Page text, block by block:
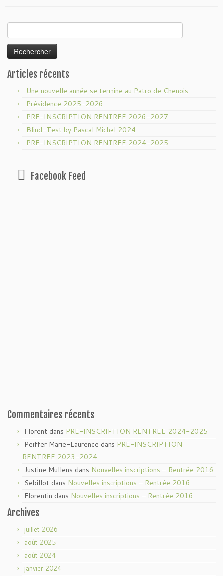
Articles récents
Une nouvelle année se termine au Patro de Chenois…
Présidence 2025-2026
PRE-INSCRIPTION RENTREE 2026-2027
Blind-Test by Pascal Michel 2024
PRE-INSCRIPTION RENTREE 2024-2025
Facebook Feed
Commentaires récents
Florent dans PRE-INSCRIPTION RENTREE 2024-2025
Peiffer Marie-Laurence dans PRE-INSCRIPTION
RENTREE 2023-2024
Justine Mullens dans Nouvelles inscriptions – Rentrée 2016
Sebillot dans Nouvelles inscriptions – Rentrée 2016
Florentin dans Nouvelles inscriptions – Rentrée 2016
Archives
juillet 2026
août 2025
août 2024
janvier 2024